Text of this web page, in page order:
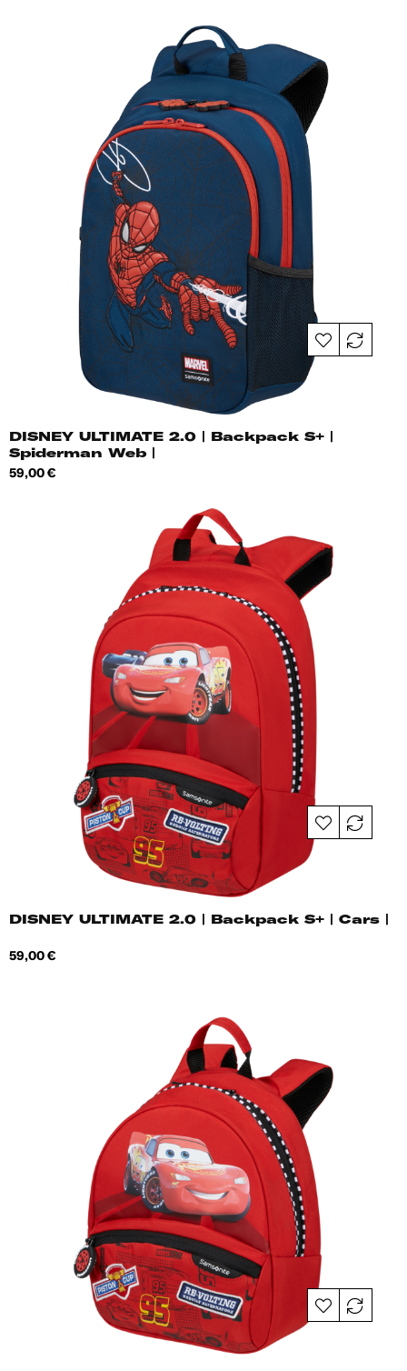
DISNEY ULTIMATE 2.0 | Backpack S+ |
Spiderman Web |
Hind
59,00 €
DISNEY ULTIMATE 2.0 | Backpack S+ | Cars |
Hind
59,00 €